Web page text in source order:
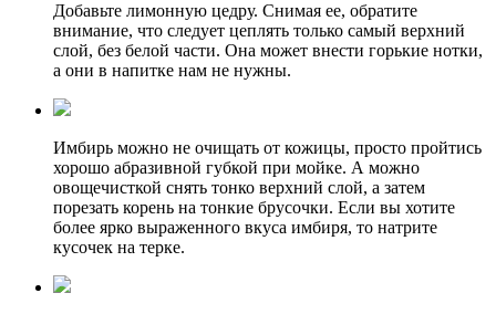
Добавьте лимонную цедру. Снимая ее, обратите
внимание, что следует цеплять только самый верхний
слой, без белой части. Она может внести горькие нотки,
а они в напитке нам не нужны.
Имбирь можно не очищать от кожицы, просто пройтись
хорошо абразивной губкой при мойке. А можно
овощечисткой снять тонко верхний слой, а затем
порезать корень на тонкие брусочки. Если вы хотите
более ярко выраженного вкуса имбиря, то натрите
кусочек на терке.